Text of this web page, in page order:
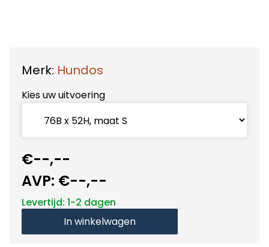
Merk: Hundos
Kies uw uitvoering
€--,--
AVP: €--,--
Levertijd: 1-2 dagen
In winkelwagen